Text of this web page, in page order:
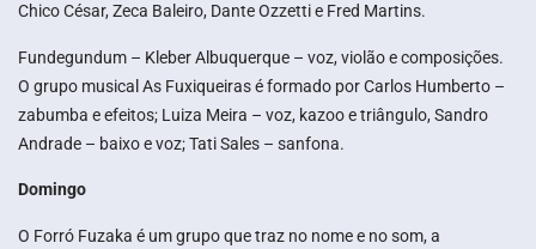
Chico César, Zeca Baleiro, Dante Ozzetti e Fred Martins.
Fundegundum – Kleber Albuquerque – voz, violão e composições.
O grupo musical As Fuxiqueiras é formado por Carlos Humberto –
zabumba e efeitos; Luiza Meira – voz, kazoo e triângulo, Sandro
Andrade – baixo e voz; Tati Sales – sanfona.
Domingo
O Forró Fuzaka é um grupo que traz no nome e no som, a